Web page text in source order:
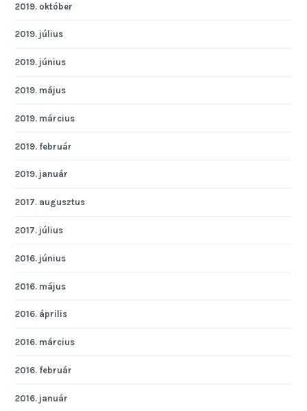
2019. október
2019. július
2019. június
2019. május
2019. március
2019. február
2019. január
2017. augusztus
2017. július
2016. június
2016. május
2016. április
2016. március
2016. február
2016. január